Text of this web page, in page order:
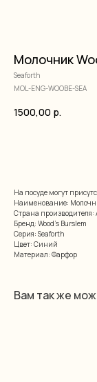
Молочник
Seaforth
MOL-ENG-WOOBE-SEA
1500,00 р.
На посуде могут
Наименование:
Страна производителя:
Бренд: Wood's Burslem
Серия: Seaforth
Цвет: Синий
Материал: Фарфор
Вам так же